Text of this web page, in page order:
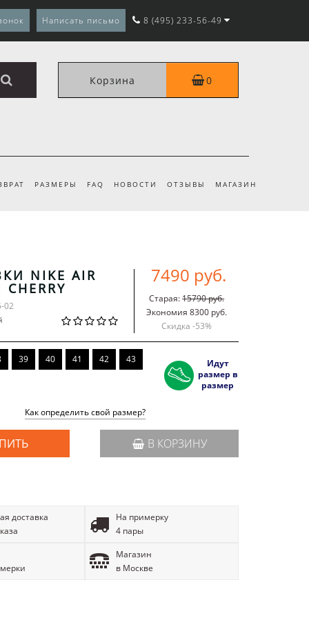
Написать письмо 8 (495) 233-56-49
Корзина 0
РАЗМЕРЫ FAQ НОВОСТИ ОТЗЫВЫ МАГАЗИН
NIKE AIR
02
7490 руб.
Старая:15790 руб.
Экономия 8300 руб.
Скидка -53%
39 40 41 42 43
Идут
размер в
размер
Как определить свой размер?
В КОРЗИНУ
доставка
На примерку
4 пары
Магазин
в Москве